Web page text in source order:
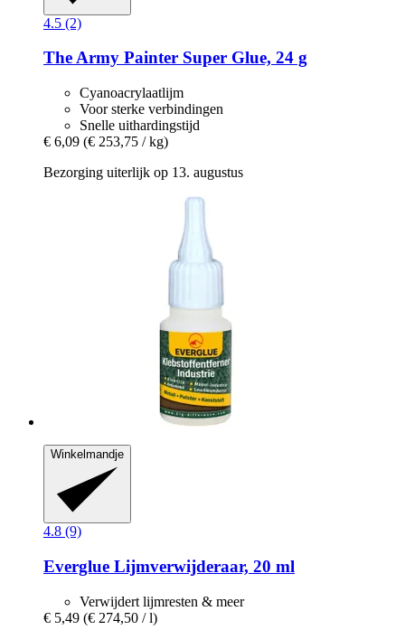
4.5 (2)
The Army Painter Super Glue, 24 g
Cyanoacrylaatlijm
Voor sterke verbindingen
Snelle uithardingstijd
€ 6,09 (€ 253,75 / kg)
Bezorging uiterlijk op 13. augustus
Winkelmandje
4.8 (9)
Everglue Lijmverwijderaar, 20 ml
Verwijdert lijmresten & meer
€ 5,49 (€ 274,50 / l)